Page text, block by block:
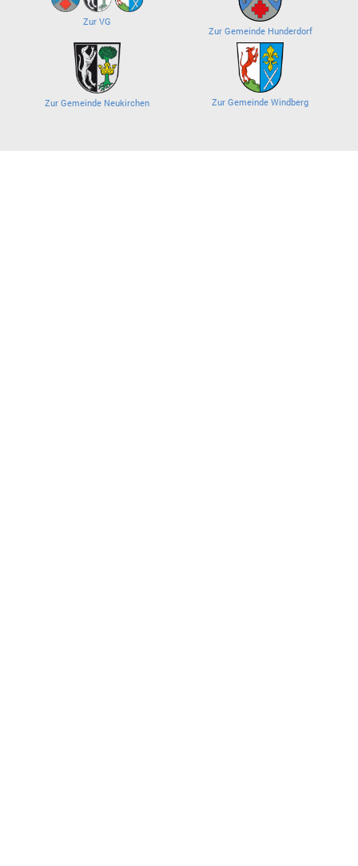
Zur VG
Zur Gemeinde Hunderdorf
Zur Gemeinde Neukirchen Zur Gemeinde Windberg